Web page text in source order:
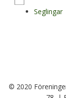
Seglingar
© 2020